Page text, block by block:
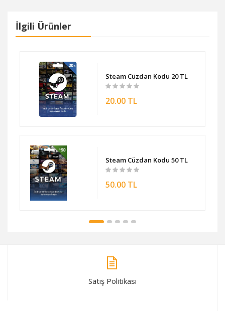
İlgili Ürünler
Steam Cüzdan Kodu 20 TL
20.00 TL
Steam Cüzdan Kodu 50 TL
50.00 TL
Satış Politikası